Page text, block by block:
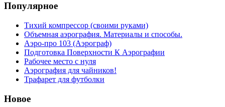
Популярное
Тихий компрессор (своими руками)
Объемная аэрография. Материалы и способы.
Аэро-про 103 (Аэрограф)
Подготовка Поверхности К Аэрографии
Рабочее место с нуля
Аэрография для чайников!
Трафарет для футболки
Новое